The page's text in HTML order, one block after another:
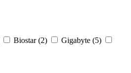
Biostar (2) Gigabyte (5)